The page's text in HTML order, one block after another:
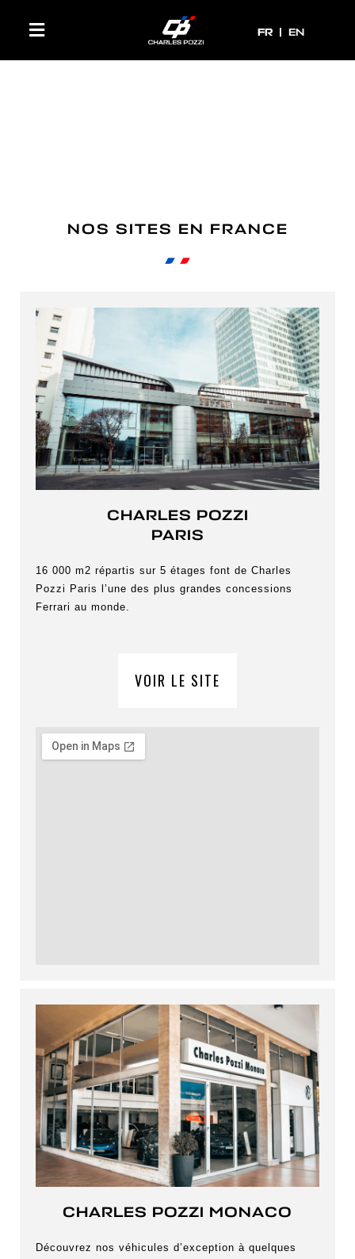
FR
FR EN
NOS SITES EN FRANCE
CHARLES POZZI
PARIS
16 000 m2 répartis sur 5 étages font de Charles
Pozzi Paris l’une des plus grandes concessions
Ferrari au monde.
VOIR LE SITE
CHARLES POZZI MONACO
Découvrez nos véhicules d’exception à quelques